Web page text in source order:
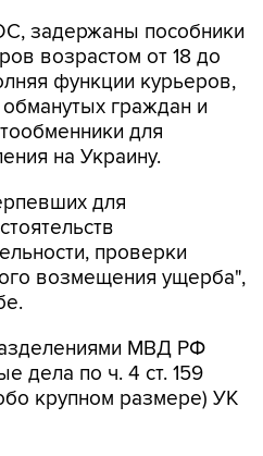
задержаны пособники
возрастом от 18 до
функции курьеров,
граждан и
для
на Украину.
для
проверки
возмещения ущерба",
МВД РФ
дела по ч. 4 ст. 159
крупном размере) УК